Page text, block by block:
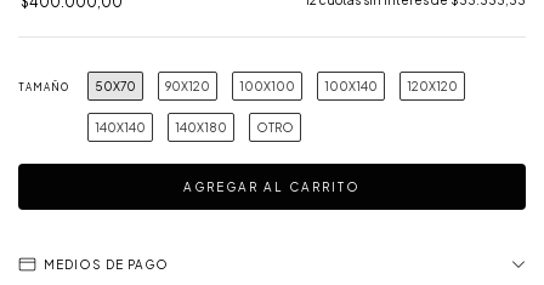
TAMAÑO 50X70 90X120 100X100 100X140 120X120
140X140 140X180 OTRO
MEDIOS DE PAGO